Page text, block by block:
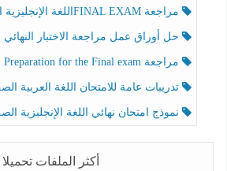
مراجعة FINAL EXAMاللغة الإنجليزية الصف الخامس الفصل الثالث
حل أوراق عمل مراجعة الاختبار النهائي اللغة الإنجليزية
مراجعة Preparation for the Final exam اللغة الإنجليزية الصف الرابع الفصل الثالث
تدريبات عامة للامتحان اللغة العربية الصف
نموذج امتحان نهائي اللغة الإنجليزية الصف
أكثر الملفات تحميلا